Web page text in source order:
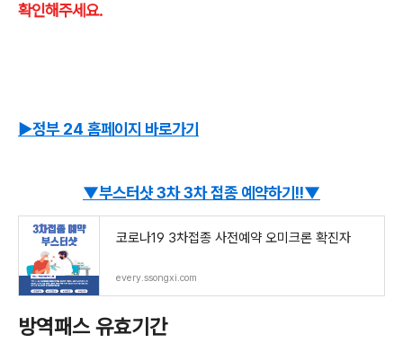
확인해주세요.
▶정부 24 홈페이지 바로가기
▼부스터샷 3차 3차 접종 예약하기!!▼
코로나19 3차접종 사전예약 오미크론 확진자
every.ssongxi.com
방역패스 유효기간